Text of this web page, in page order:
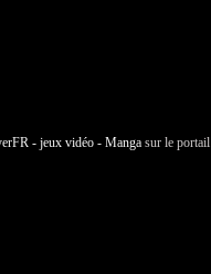
- jeux vidéo - Manga sur le